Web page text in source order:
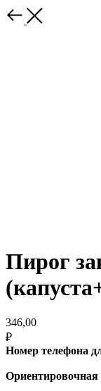
Пирог
346,00
₽
Номер телефона
Ориентировочная